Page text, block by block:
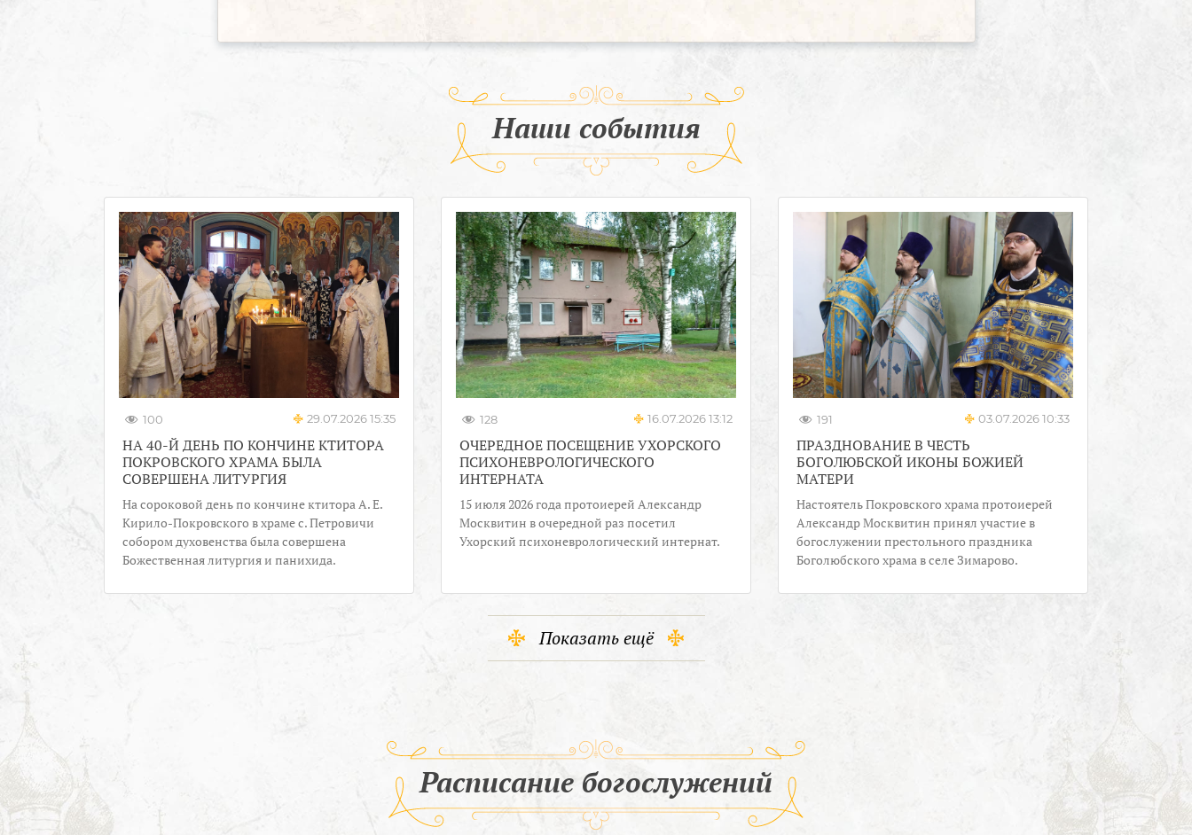
Наши события
100 29.07.2026 15:35
НА 40-Й ДЕНЬ ПО КОНЧИНЕ КТИТОРА
ПОКРОВСКОГО ХРАМА БЫЛА
СОВЕРШЕНА ЛИТУРГИЯ
На сороковой день по кончине ктитора А. Е.
Кирило-Покровского в храме с. Петровичи
собором духовенства была совершена
Божественная литургия и панихида.
128 16.07.2026 13:12
ОЧЕРЕДНОЕ ПОСЕЩЕНИЕ УХОРСКОГО
ПСИХОНЕВРОЛОГИЧЕСКОГО
ИНТЕРНАТА
15 июля 2026 года протоиерей Александр
Москвитин в очередной раз посетил
Ухорский психоневрологический интернат.
191 03.07.2026 10:33
ПРАЗДНОВАНИЕ В ЧЕСТЬ
БОГОЛЮБСКОЙ ИКОНЫ БОЖИЕЙ
МАТЕРИ
Настоятель Покровского храма протоиерей
Александр Москвитин принял участие в
богослужении престольного праздника
Боголюбского храма в селе Зимарово.
Показать ещё
Расписание богослужений